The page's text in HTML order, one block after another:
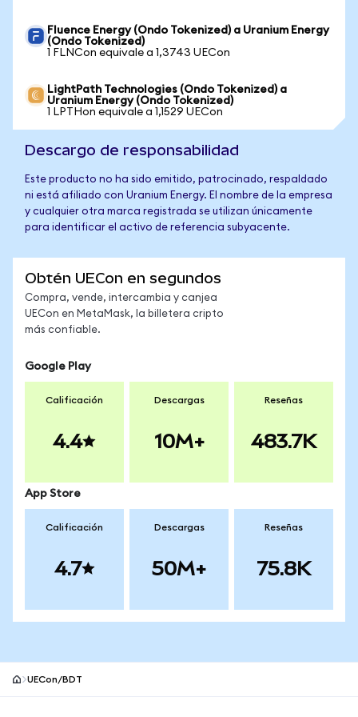
Fluence Energy (Ondo Tokenized) a Uranium Energy
(Ondo Tokenized)
1 FLNCon equivale a 1,3743 UECon
LightPath Technologies (Ondo Tokenized) a
Uranium Energy (Ondo Tokenized)
1 LPTHon equivale a 1,1529 UECon
Descargo de responsabilidad
Este producto no ha sido emitido, patrocinado, respaldado
ni está afiliado con Uranium Energy. El nombre de la empresa
y cualquier otra marca registrada se utilizan únicamente
para identificar el activo de referencia subyacente.
Obtén UECon en segundos
Compra, vende, intercambia y canjea
UECon en MetaMask, la billetera cripto
más confiable.
Google Play
Calificación
4.4
Descargas
10M+
Reseñas
483.7K
App Store
Calificación
4.7
Descargas
50M+
Reseñas
75.8K
UECon/BDT